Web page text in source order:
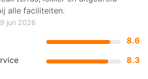
8.6
8.3
alle faciliteiten.
jun 2026